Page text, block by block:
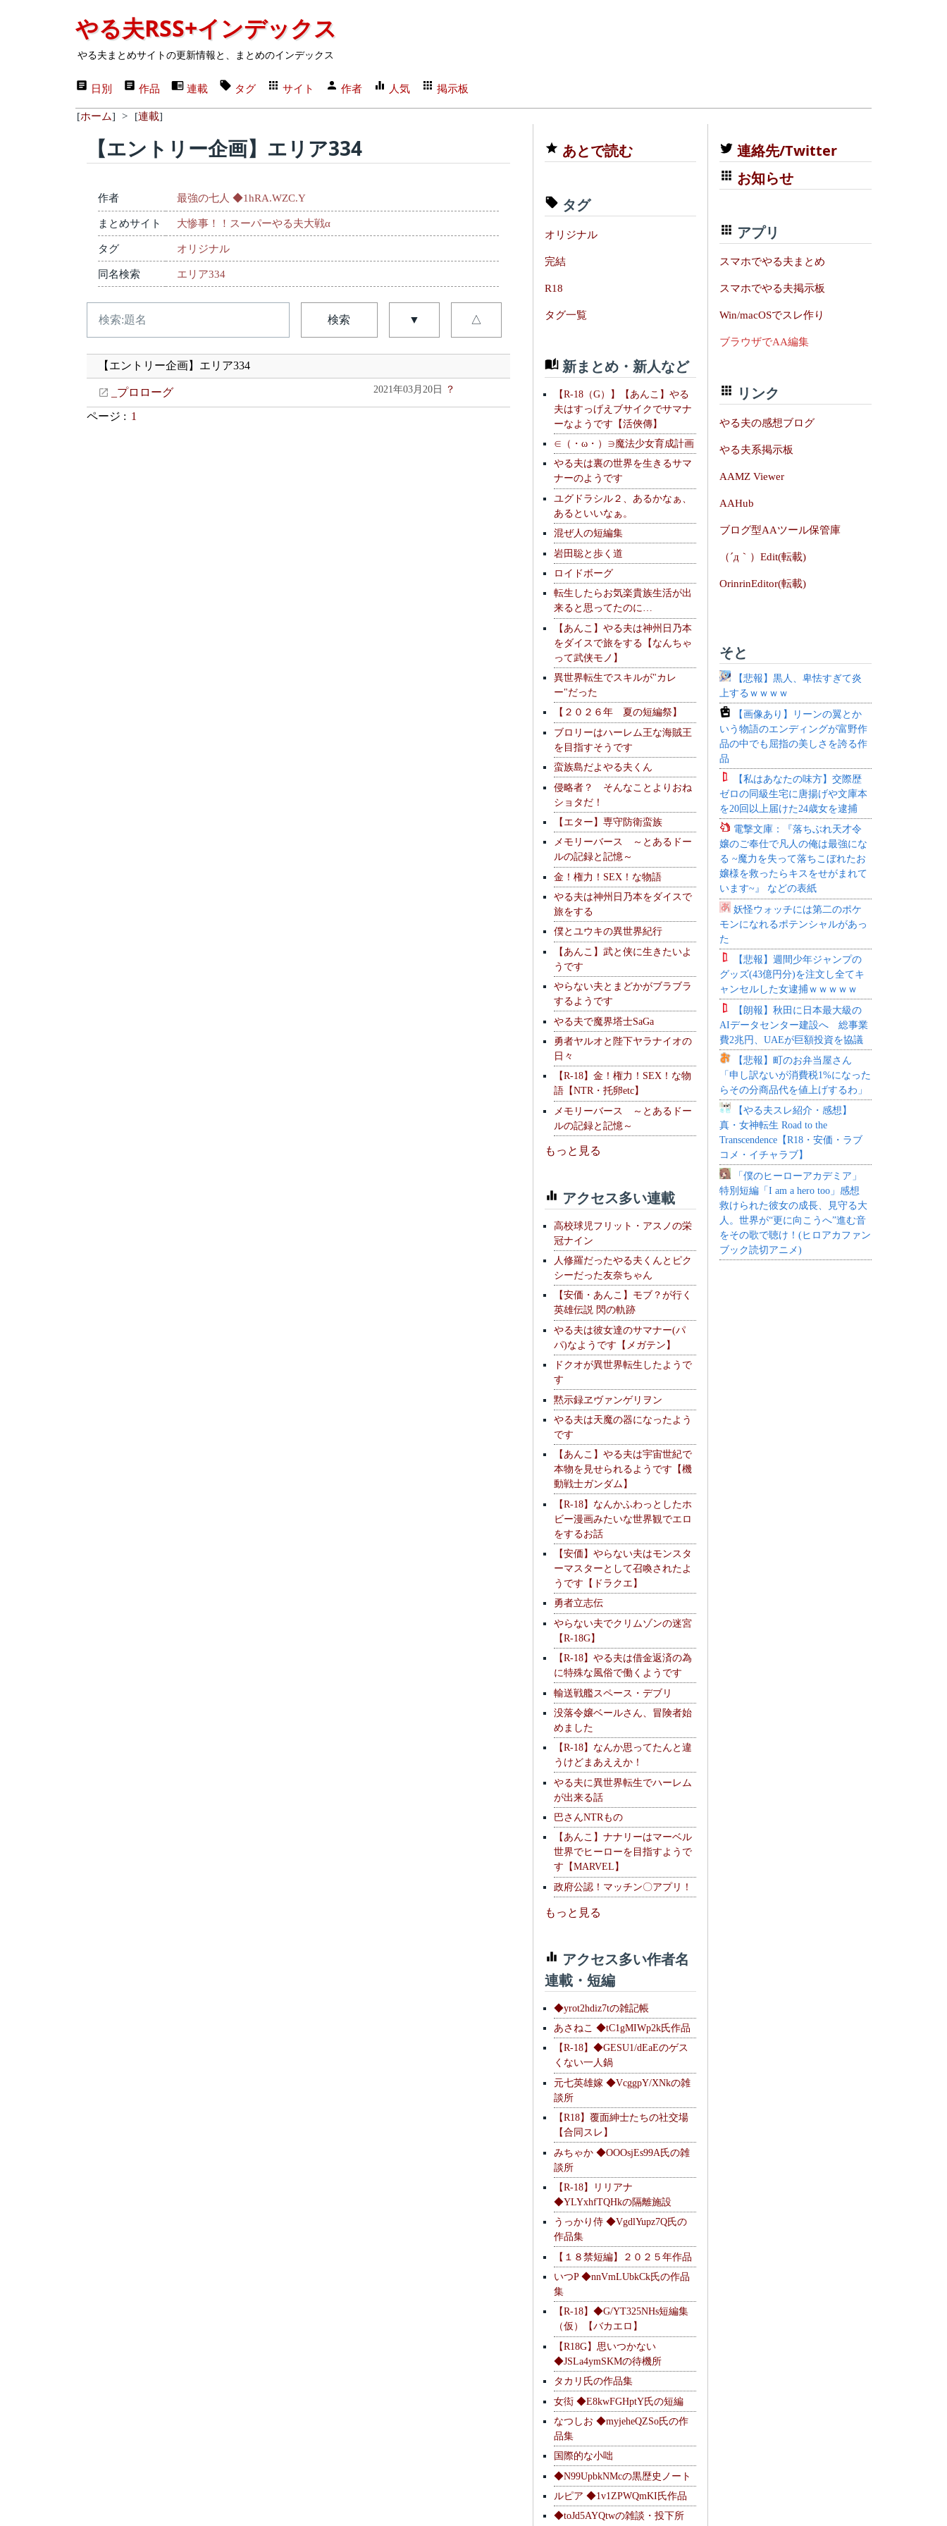
やる夫RSS+インデックス
やる夫まとめサイトの更新情報と、まとめのインデックス
日別 作品 連載 タグ サイト 作者 人気 掲示板
[ホーム] > [連載]
【エントリー企画】エリア334
作者 最強の七人 ◆1hRA.WZC.Y
まとめサイト 大惨事！！スーパーやる夫大戦α
タグ オリジナル
同名検索 エリア334
検索 ▼ △
【エントリー企画】エリア334
_プロローグ 2021年03月20日 ？
ページ : 1
あとで読む
タグ
オリジナル
完結
R18
タグ一覧
新まとめ・新人など
【R-18（G）】【あんこ】やる
夫はすっげえブサイクでサマナ
ーなようです【活俠傳】
∈（・ω・）∋魔法少女育成計画
やる夫は裏の世界を生きるサマ
ナーのようです
ユグドラシル２、あるかなぁ、
あるといいなぁ。
混ぜ人の短編集
岩田聡と歩く道
ロイドボーグ
転生したらお気楽貴族生活が出
来ると思ってたのに…
【あんこ】やる夫は神州日乃本
をダイスで旅をする【なんちゃ
って武侠モノ】
異世界転生でスキルが"カレ
ー"だった
【２０２６年 夏の短編祭】
ブロリーはハーレム王な海賊王
を目指すそうです
蛮族島だよやる夫くん
侵略者？ そんなことよりおね
ショタだ！
【エター】専守防衛蛮族
メモリーバース ～とあるドー
ルの記録と記憶～
金！権力！SEX！な物語
やる夫は神州日乃本をダイスで
旅をする
僕とユウキの異世界紀行
【あんこ】武と侠に生きたいよ
うです
やらない夫とまどかがブラブラ
するようです
やる夫で魔界塔士SaGa
勇者ヤルオと陛下ヤラナイオの
日々
【R-18】金！権力！SEX！な物
語【NTR・托卵etc】
メモリーバース ～とあるドー
ルの記録と記憶～
もっと見る
アクセス多い連載
高校球児フリット・アスノの栄
冠ナイン
人修羅だったやる夫くんとピク
シーだった友奈ちゃん
【安価・あんこ】モブ？が行く
英雄伝説 閃の軌跡
やる夫は彼女達のサマナー(パ
パ)なようです【メガテン】
ドクオが異世界転生したようで
す
黙示録ヱヴァンゲリヲン
やる夫は天魔の器になったよう
です
【あんこ】やる夫は宇宙世紀で
本物を見せられるようです【機
動戦士ガンダム】
【R-18】なんかふわっとしたホ
ビー漫画みたいな世界観でエロ
をするお話
【安価】やらない夫はモンスタ
ーマスターとして召喚されたよ
うです【ドラクエ】
勇者立志伝
やらない夫でクリムゾンの迷宮
【R-18G】
【R-18】やる夫は借金返済の為
に特殊な風俗で働くようです
輸送戦艦スペース・デブリ
没落令嬢ベールさん、冒険者始
めました
【R-18】なんか思ってたんと違
うけどまあええか！
やる夫に異世界転生でハーレム
が出来る話
巴さんNTRもの
【あんこ】ナナリーはマーベル
世界でヒーローを目指すようで
す【MARVEL】
政府公認！マッチン〇アプリ！
もっと見る
アクセス多い作者名
連載・短編
◆yrot2hdiz7tの雑記帳
あさねこ ◆tC1gMIWp2k氏作品
【R-18】◆GESU1/dEaEのゲス
くない一人鍋
元七英雄嫁 ◆VcggpY/XNkの雑
談所
【R18】覆面紳士たちの社交場
【合同スレ】
みちゃか ◆OOOsjEs99A氏の雑
談所
【R-18】リリアナ
◆YLYxhfTQHkの隔離施設
うっかり侍 ◆VgdlYupz7Q氏の
作品集
【１８禁短編】２０２５年作品
いつP ◆nnVmLUbkCk氏の作品
集
【R-18】◆G/YT325NHs短編集
（仮）【バカエロ】
【R18G】思いつかない
◆JSLa4ymSKMの待機所
タカリ氏の作品集
女衒 ◆E8kwFGHptY氏の短編
なつしお ◆myjeheQZSo氏の作
品集
国際的な小咄
◆N99UpbkNMcの黒歴史ノート
ルピア ◆1v1ZPWQmKI氏作品
◆toJd5AYQtwの雑談・投下所
連絡先/Twitter
お知らせ
アプリ
スマホでやる夫まとめ
スマホでやる夫掲示板
Win/macOSでスレ作り
ブラウザでAA編集
リンク
やる夫の感想ブログ
やる夫系掲示板
AAMZ Viewer
AAHub
ブログ型AAツール保管庫
（´д｀）Edit(転載)
OrinrinEditor(転載)
そと
【悲報】黒人、卑怯すぎて炎
上するｗｗｗｗ
【画像あり】リーンの翼とか
いう物語のエンディングが富野作
品の中でも屈指の美しさを誇る作
品
【私はあなたの味方】交際歴
ゼロの同級生宅に唐揚げや文庫本
を20回以上届けた24歳女を逮捕
電撃文庫：『落ちぶれ天才令
嬢のご奉仕で凡人の俺は最強にな
る ~魔力を失って落ちこぼれたお
嬢様を救ったらキスをせがまれて
います~』 などの表紙
妖怪ウォッチには第二のポケ
モンになれるポテンシャルがあっ
た
【悲報】週間少年ジャンプの
グッズ(43億円分)を注文し全てキ
ャンセルした女逮捕ｗｗｗｗｗ
【朗報】秋田に日本最大級の
AIデータセンター建設へ 総事業
費2兆円、UAEが巨額投資を協議
【悲報】町のお弁当屋さん
「申し訳ないが消費税1%になった
らその分商品代を値上げするわ」
【やる夫スレ紹介・感想】
真・女神転生 Road to the
Transcendence【R18・安価・ラブ
コメ・イチャラブ】
「僕のヒーローアカデミア」
特別短編「I am a hero too」感想
救けられた彼女の成長、見守る大
人。世界が“更に向こうへ”進む音
をその歌で聴け！(ヒロアカファン
ブック読切アニメ)